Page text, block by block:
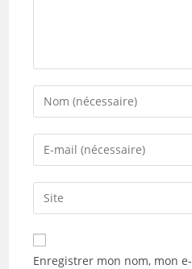
Enter
your
name
comment
Enter
your
email
address
comment
Saisir
l’URL
de
votre
Enregistrer mon nom, mon